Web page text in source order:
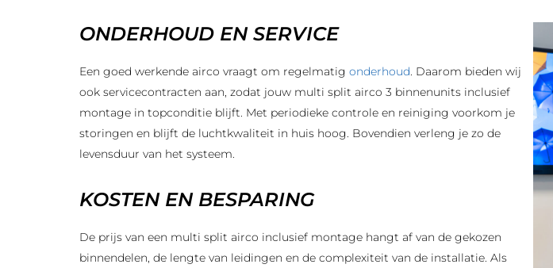
ONDERHOUD EN SERVICE
Een goed werkende airco vraagt om regelmatig onderhoud. Daarom bieden wij
ook servicecontracten aan, zodat jouw multi split airco 3 binnenunits inclusief
montage in topconditie blijft. Met periodieke controle en reiniging voorkom je
storingen en blijft de luchtkwaliteit in huis hoog. Bovendien verleng je zo de
levensduur van het systeem.
KOSTEN EN BESPARING
De prijs van een multi split airco inclusief montage hangt af van de gekozen
binnendelen, de lengte van leidingen en de complexiteit van de installatie. Als